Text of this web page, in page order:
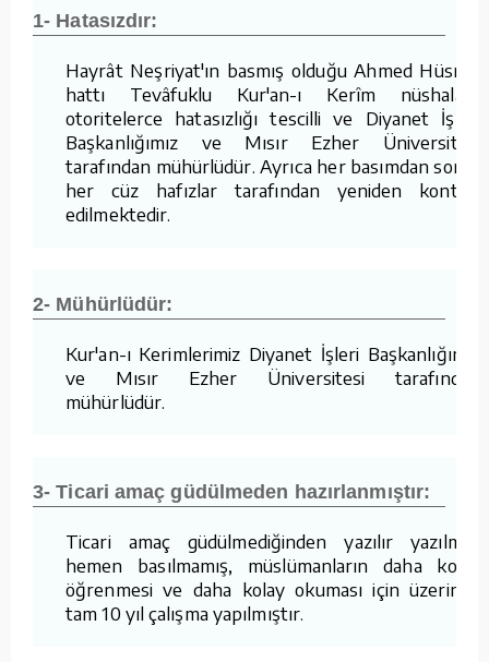
1- Hatasızdır:
Hayrât Neşriyat'ın basmış olduğu Ahmed Hüsrev
hattı Tevâfuklu Kur'an-ı Kerîm nüshaları,
otoritelerce hatasızlığı tescilli ve Diyanet İşleri
Başkanlığımız ve Mısır Ezher Üniversitesi
tarafından mühürlüdür. Ayrıca her basımdan sonra
her cüz hafızlar tarafından yeniden kontrol
edilmektedir.
2- Mühürlüdür:
Kur'an-ı Kerimlerimiz Diyanet İşleri Başkanlığımız
ve Mısır Ezher Üniversitesi tarafından
mühürlüdür.
3- Ticari amaç güdülmeden hazırlanmıştır:
Ticari amaç güdülmediğinden yazılır yazılmaz
hemen basılmamış, müslümanların daha kolay
öğrenmesi ve daha kolay okuması için üzerinde
tam 10 yıl çalışma yapılmıştır.